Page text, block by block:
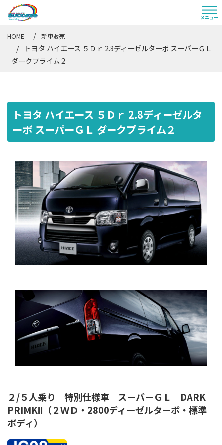
HOME 新車販売
トヨタ ハイエース ５Ｄｒ 2.8ディーゼルターボ スーパーＧＬ
ダークプライム２
トヨタ ハイエース ５Ｄｒ 2.8ディーゼルタ
ーボ スーパーＧＬ ダークプライム２
２/５人乗り 特別仕様車 スーバーＧＬ DARK
PRIMKⅡ（２ＷＤ・2800ディーゼルターボ・標準
ボディ）